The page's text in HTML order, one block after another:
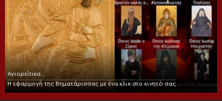
Αγιορείτικα
Η εφαρμογή της Βηματάρισσας με ένα κλικ στο κινητό σας